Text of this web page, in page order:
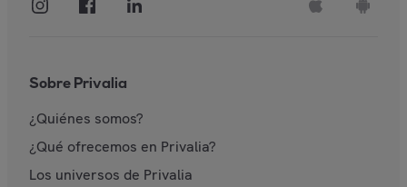
Sobre Privalia
¿Quiénes somos?
¿Qué ofrecemos en Privalia?
Los universos de Privalia